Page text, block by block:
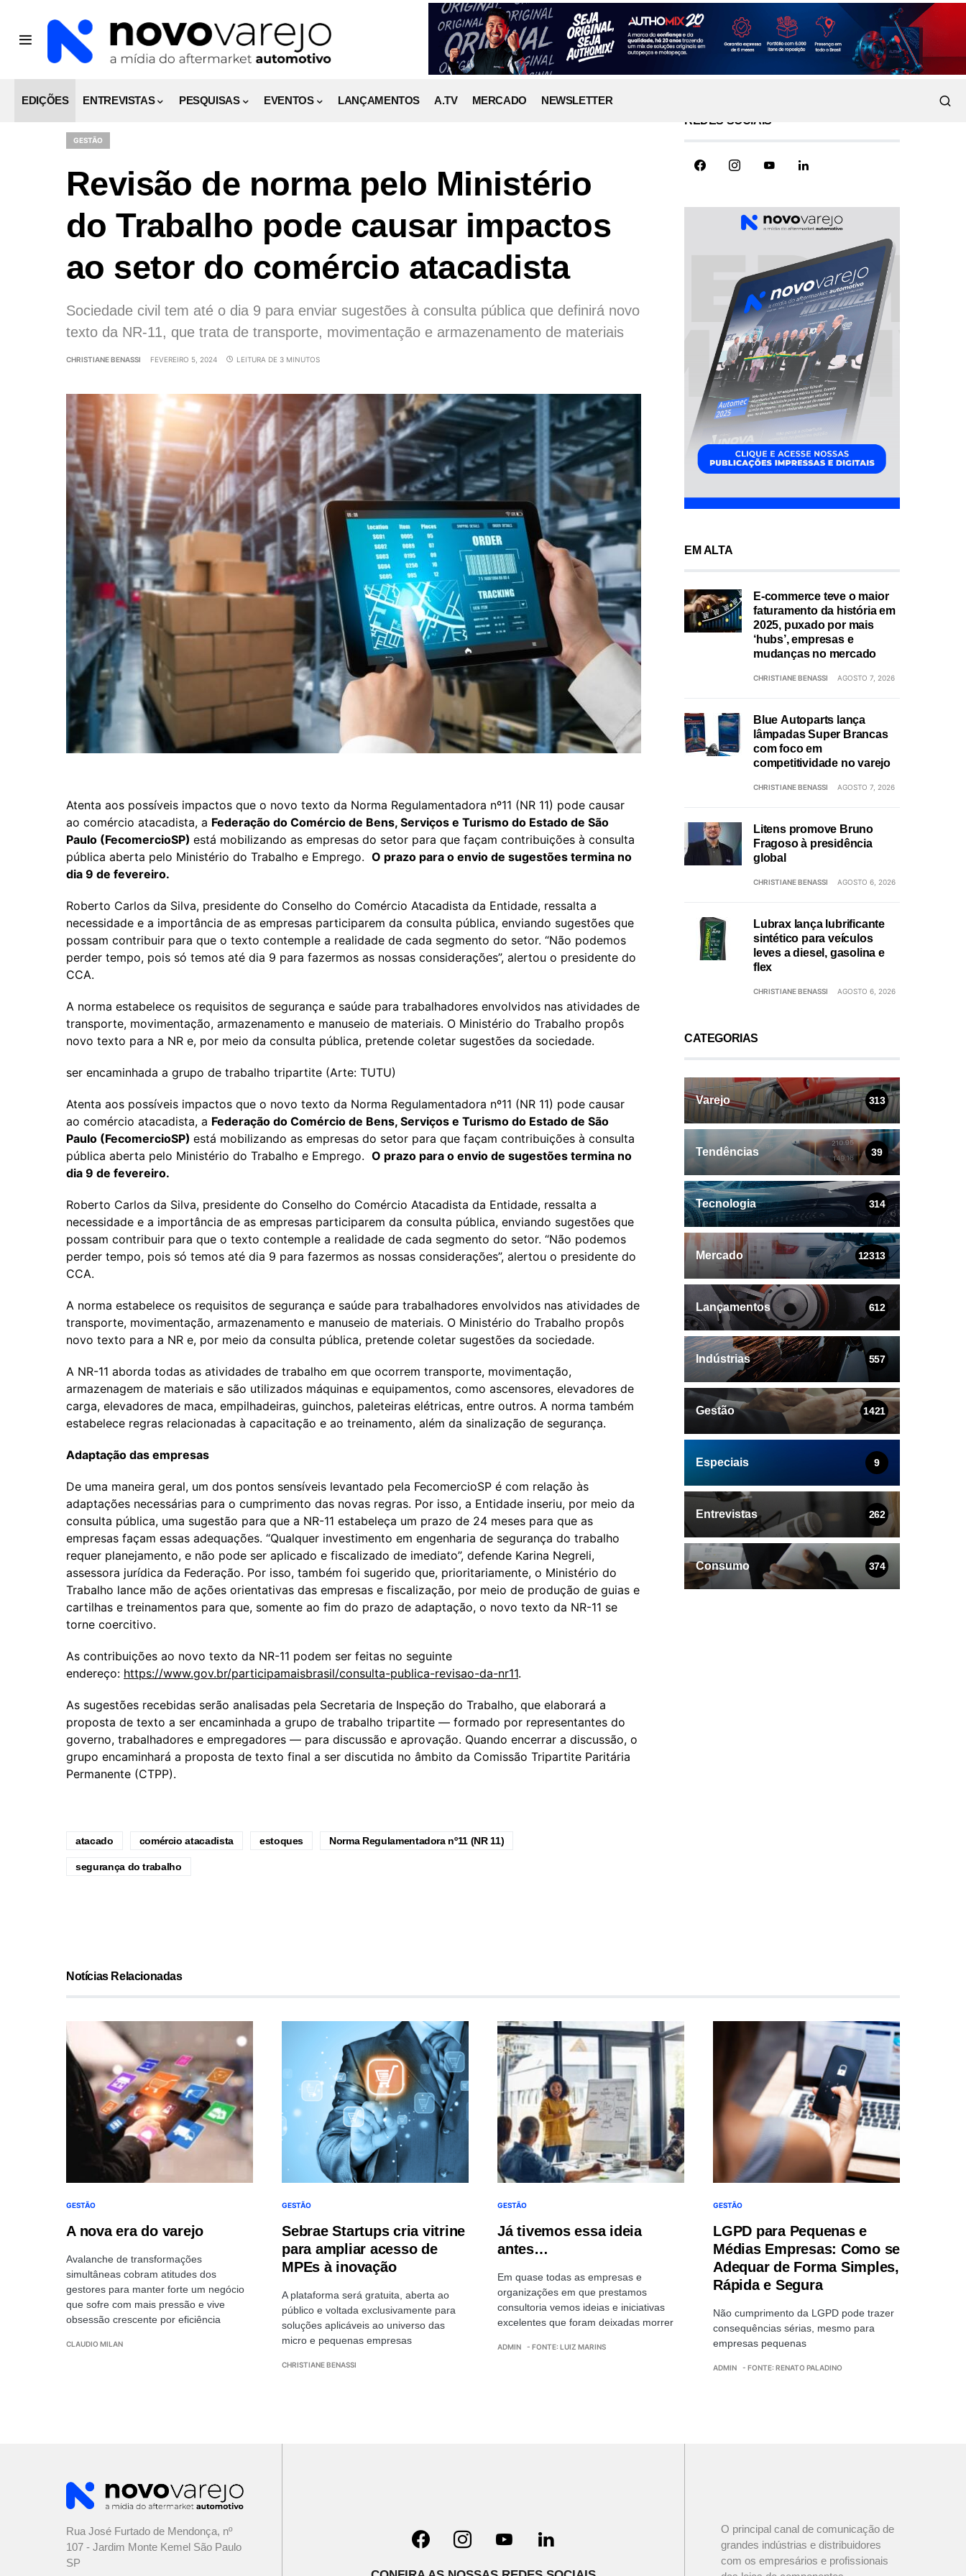
EDIÇÕES ENTREVISTAS PESQUISAS EVENTOS LANÇAMENTOS A.TV MERCADO NEWSLETTER
GESTÃO
Revisão de norma pelo Ministério
do Trabalho pode causar impactos
ao setor do comércio atacadista
Sociedade civil tem até o dia 9 para enviar sugestões à consulta pública que definirá novo
texto da NR-11, que trata de transporte, movimentação e armazenamento de materiais
CHRISTIANE BENASSI FEVEREIRO 5, 2024 LEITURA DE 3 MINUTOS
Atenta aos possíveis impactos que o novo texto da Norma Regulamentadora nº11 (NR 11) pode causar
ao comércio atacadista, a Federação do Comércio de Bens, Serviços e Turismo do Estado de São
Paulo (FecomercioSP) está mobilizando as empresas do setor para que façam contribuições à consulta
pública aberta pelo Ministério do Trabalho e Emprego. O prazo para o envio de sugestões termina no
dia 9 de fevereiro.
Roberto Carlos da Silva, presidente do Conselho do Comércio Atacadista da Entidade, ressalta a
necessidade e a importância de as empresas participarem da consulta pública, enviando sugestões que
possam contribuir para que o texto contemple a realidade de cada segmento do setor. “Não podemos
perder tempo, pois só temos até dia 9 para fazermos as nossas considerações”, alertou o presidente do
CCA.
A norma estabelece os requisitos de segurança e saúde para trabalhadores envolvidos nas atividades de
transporte, movimentação, armazenamento e manuseio de materiais. O Ministério do Trabalho propôs
novo texto para a NR e, por meio da consulta pública, pretende coletar sugestões da sociedade.
ser encaminhada a grupo de trabalho tripartite (Arte: TUTU)
Atenta aos possíveis impactos que o novo texto da Norma Regulamentadora nº11 (NR 11) pode causar
ao comércio atacadista, a Federação do Comércio de Bens, Serviços e Turismo do Estado de São
Paulo (FecomercioSP) está mobilizando as empresas do setor para que façam contribuições à consulta
pública aberta pelo Ministério do Trabalho e Emprego. O prazo para o envio de sugestões termina no
dia 9 de fevereiro.
Roberto Carlos da Silva, presidente do Conselho do Comércio Atacadista da Entidade, ressalta a
necessidade e a importância de as empresas participarem da consulta pública, enviando sugestões que
possam contribuir para que o texto contemple a realidade de cada segmento do setor. “Não podemos
perder tempo, pois só temos até dia 9 para fazermos as nossas considerações”, alertou o presidente do
CCA.
A norma estabelece os requisitos de segurança e saúde para trabalhadores envolvidos nas atividades de
transporte, movimentação, armazenamento e manuseio de materiais. O Ministério do Trabalho propôs
novo texto para a NR e, por meio da consulta pública, pretende coletar sugestões da sociedade.
A NR-11 aborda todas as atividades de trabalho em que ocorrem transporte, movimentação,
armazenagem de materiais e são utilizados máquinas e equipamentos, como ascensores, elevadores de
carga, elevadores de maca, empilhadeiras, guinchos, paleteiras elétricas, entre outros. A norma também
estabelece regras relacionadas à capacitação e ao treinamento, além da sinalização de segurança.
Adaptação das empresas
De uma maneira geral, um dos pontos sensíveis levantado pela FecomercioSP é com relação às
adaptações necessárias para o cumprimento das novas regras. Por isso, a Entidade inseriu, por meio da
consulta pública, uma sugestão para que a NR-11 estabeleça um prazo de 24 meses para que as
empresas façam essas adequações. “Qualquer investimento em engenharia de segurança do trabalho
requer planejamento, e não pode ser aplicado e fiscalizado de imediato”, defende Karina Negreli,
assessora jurídica da Federação. Por isso, também foi sugerido que, prioritariamente, o Ministério do
Trabalho lance mão de ações orientativas das empresas e fiscalização, por meio de produção de guias e
cartilhas e treinamentos para que, somente ao fim do prazo de adaptação, o novo texto da NR-11 se
torne coercitivo.
As contribuições ao novo texto da NR-11 podem ser feitas no seguinte
endereço: https://www.gov.br/participamaisbrasil/consulta-publica-revisao-da-nr11.
As sugestões recebidas serão analisadas pela Secretaria de Inspeção do Trabalho, que elaborará a
proposta de texto a ser encaminhada a grupo de trabalho tripartite — formado por representantes do
governo, trabalhadores e empregadores — para discussão e aprovação. Quando encerrar a discussão, o
grupo encaminhará a proposta de texto final a ser discutida no âmbito da Comissão Tripartite Paritária
Permanente (CTPP).
atacado comércio atacadista estoques Norma Regulamentadora nº11 (NR 11)
segurança do trabalho
REDES SOCIAIS
EM ALTA
E-commerce teve o maior
faturamento da história em
2025, puxado por mais
‘hubs’, empresas e
mudanças no mercado
CHRISTIANE BENASSI AGOSTO 7, 2026
Blue Autoparts lança
lâmpadas Super Brancas
com foco em
competitividade no varejo
CHRISTIANE BENASSI AGOSTO 7, 2026
Litens promove Bruno
Fragoso à presidência
global
CHRISTIANE BENASSI AGOSTO 6, 2026
Lubrax lança lubrificante
sintético para veículos
leves a diesel, gasolina e
flex
CHRISTIANE BENASSI AGOSTO 6, 2026
CATEGORIAS
Varejo 313
Tendências 39
Tecnologia 314
Mercado 12313
Lançamentos 612
Indústrias 557
Gestão 1421
Especiais 9
Entrevistas 262
Consumo 374
Notícias Relacionadas
GESTÃO
A nova era do varejo
Avalanche de transformações
simultâneas cobram atitudes dos
gestores para manter forte um negócio
que sofre com mais pressão e vive
obsessão crescente por eficiência
CLAUDIO MILAN
GESTÃO
Sebrae Startups cria vitrine
para ampliar acesso de
MPEs à inovação
A plataforma será gratuita, aberta ao
público e voltada exclusivamente para
soluções aplicáveis ao universo das
micro e pequenas empresas
CHRISTIANE BENASSI
GESTÃO
Já tivemos essa ideia
antes…
Em quase todas as empresas e
organizações em que prestamos
consultoria vemos ideias e iniciativas
excelentes que foram deixadas morrer
ADMIN - FONTE: LUIZ MARINS
GESTÃO
LGPD para Pequenas e
Médias Empresas: Como se
Adequar de Forma Simples,
Rápida e Segura
Não cumprimento da LGPD pode trazer
consequências sérias, mesmo para
empresas pequenas
ADMIN - FONTE: RENATO PALADINO
Rua José Furtado de Mendonça, nº
107 - Jardim Monte Kemel São Paulo
SP
O principal canal de comunicação de
grandes indústrias e distribuidores
com os empresários e profissionais